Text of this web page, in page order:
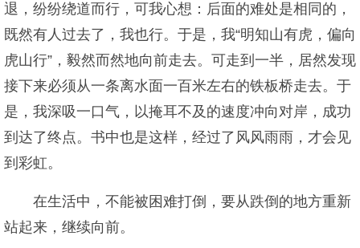
退，纷纷绕道而行，可我心想：后面的难处是相同的，
既然有人过去了，我也行。于是，我“明知山有虎，偏向
虎山行”，毅然而然地向前走去。可走到一半，居然发现
接下来必须从一条离水面一百米左右的铁板桥走去。于
是，我深吸一口气，以掩耳不及的速度冲向对岸，成功
到达了终点。书中也是这样，经过了风风雨雨，才会见
到彩虹。
在生活中，不能被困难打倒，要从跌倒的地方重新
站起来，继续向前。